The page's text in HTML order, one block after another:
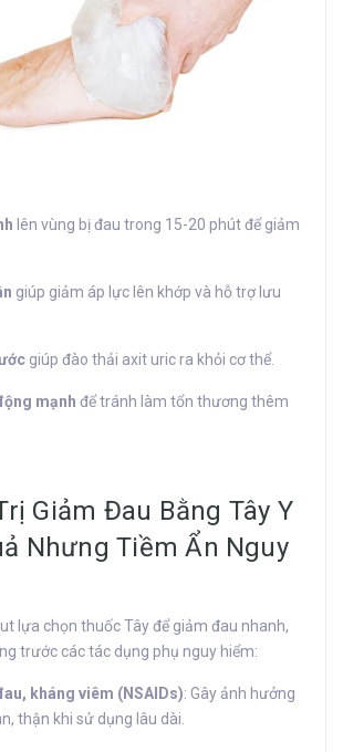
lên vùng bị đau trong 15-20 phút để giảm
giúp giảm áp lực lên khớp và hỗ trợ lưu
giúp đào thải axit uric ra khỏi cơ thể.
mạnh để tránh làm tổn thương thêm
Giảm Đau Bằng Tây Y
Nhưng Tiềm Ẩn Nguy
lựa chọn thuốc Tây để giảm đau nhanh,
trước các tác dụng phụ nguy hiểm:
kháng viêm (NSAIDs): Gây ảnh hưởng
thận khi sử dụng lâu dài.